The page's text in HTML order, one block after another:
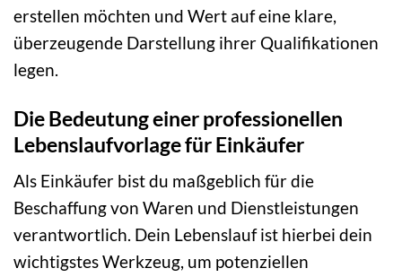
erstellen möchten und Wert auf eine klare,
überzeugende Darstellung ihrer Qualifikationen
legen.
Die Bedeutung einer professionellen
Lebenslaufvorlage für Einkäufer
Als Einkäufer bist du maßgeblich für die
Beschaffung von Waren und Dienstleistungen
verantwortlich. Dein Lebenslauf ist hierbei dein
wichtigstes Werkzeug, um potenziellen